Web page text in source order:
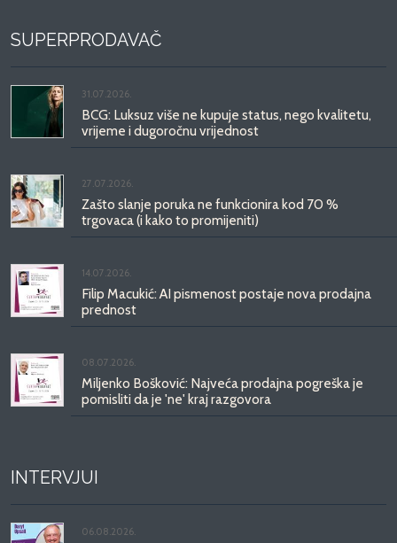
SUPERPRODAVAČ
31.07.2026.
BCG: Luksuz više ne kupuje status, nego kvalitetu,
vrijeme i dugoročnu vrijednost
27.07.2026.
Zašto slanje poruka ne funkcionira kod 70 %
trgovaca (i kako to promijeniti)
14.07.2026.
Filip Macukić: AI pismenost postaje nova prodajna
prednost
08.07.2026.
Miljenko Bošković: Najveća prodajna pogreška je
pomisliti da je 'ne' kraj razgovora
INTERVJUI
06.08.2026.